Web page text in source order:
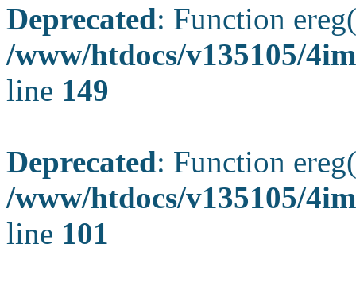
Deprecated: Function
/www/htdocs/v135105/
line 149
Deprecated: Function
/www/htdocs/v135105/
line 101